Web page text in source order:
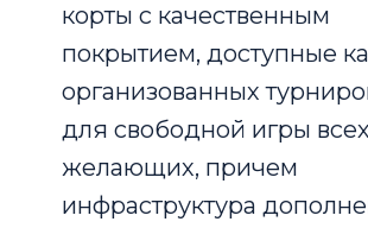
корты с качественным
покрытием, доступные
организованных
для свободной игры всех
желающих, причем
инфраструктура